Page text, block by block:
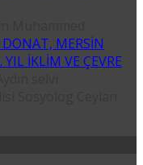
MERSİN
YIL İKLİM VE ÇEVRE